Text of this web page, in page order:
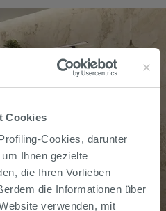
Cookies
Cookies, darunter
Ihnen gezielte
die Ihren Vorlieben
die Informationen über
verwenden, mit